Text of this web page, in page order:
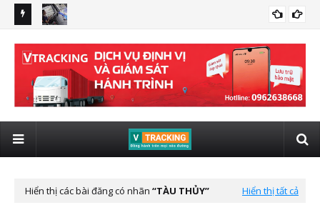
hình ảnh từ 01/01/2025
LẮP ĐỊNH VỊ VIETTEL CHO XE ĐẦU KÉO
Hiển thị các bài đăng có nhãn TÀU THỦY Hiển thị tất cả